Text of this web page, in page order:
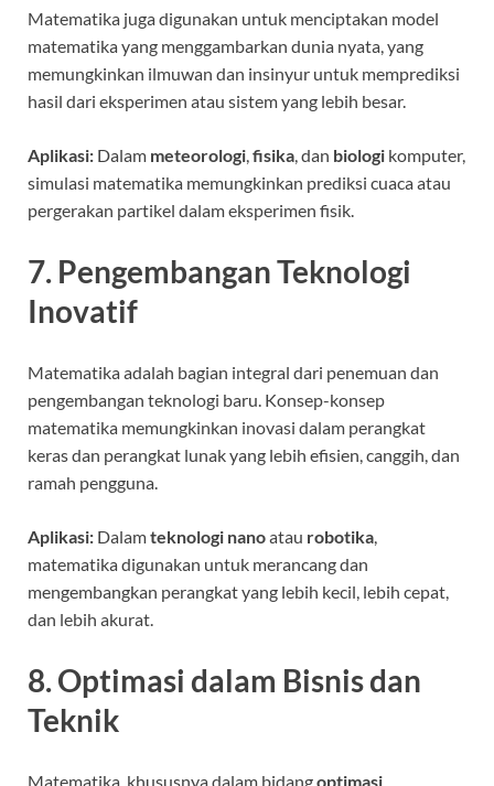
Matematika juga digunakan untuk menciptakan model
matematika yang menggambarkan dunia nyata, yang
memungkinkan ilmuwan dan insinyur untuk memprediksi
hasil dari eksperimen atau sistem yang lebih besar.
Aplikasi: Dalam meteorologi fisika , dan biologi komputer,
simulasi matematika memungkinkan prediksi cuaca atau
pergerakan partikel dalam eksperimen fisik.
7. Pengembangan Teknologi
Inovatif
Matematika adalah bagian integral dari penemuan dan
pengembangan teknologi baru. Konsep-konsep
matematika memungkinkan inovasi dalam perangkat
keras dan perangkat lunak yang lebih efisien, canggih, dan
ramah pengguna.
Aplikasi: Dalamteknologi nanoatau robotika,
matematika digunakan untuk merancang dan
mengembangkan perangkat yang lebih kecil, lebih cepat,
dan lebih akurat.
8. Optimasi dalam Bisnis dan
Teknik
Matematika, khususnya dalam bidangoptimasi